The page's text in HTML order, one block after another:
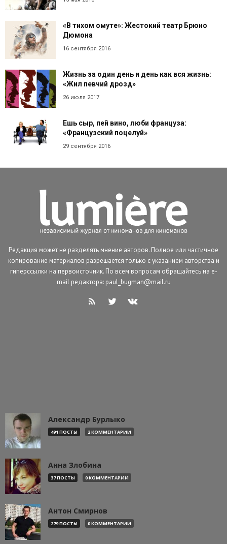
«В тихом омуте»: Жестокий театр Брюно
Дюмона
16 сентября 2016
Жизнь за один день и день как вся жизнь:
«Жил певчий дрозд»
26 июля 2017
Ешь сыр, пей вино, люби француза:
«Французский поцелуй»
29 сентября 2016
Редакция может не разделять мнение авторов. Полное или частичное
копирование материалов разрешается только с указанием авторства и
гиперссылки на первоисточник. По всем вопросам обращайтесь на e-
mail редактора: paul_bugman@mail.ru
Александр Бурлыко
491 ПОСТЫ 2 КОММЕНТАРИИ
Анна Злобина
37 ПОСТЫ 0 КОММЕНТАРИИ
Антон Смирнов
279 ПОСТЫ 0 КОММЕНТАРИИ